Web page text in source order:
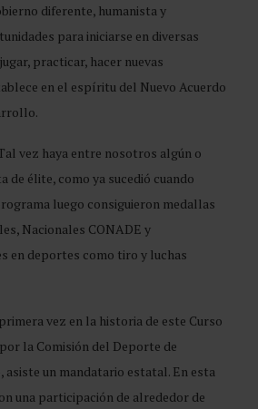
diferente, humanista y
para iniciarse en diversas
practicar, hacer nuevas
en el espíritu del Nuevo Acuerdo
vez haya entre nosotros algún o
de élite, como ya sucedió cuando
luego consiguieron medallas
Nacionales CONADE y
en deportes como tiro y luchas
vez en la historia de este Curso
la Comisión del Deporte de
asiste un mandatario estatal. En esta
una participación de alrededor de